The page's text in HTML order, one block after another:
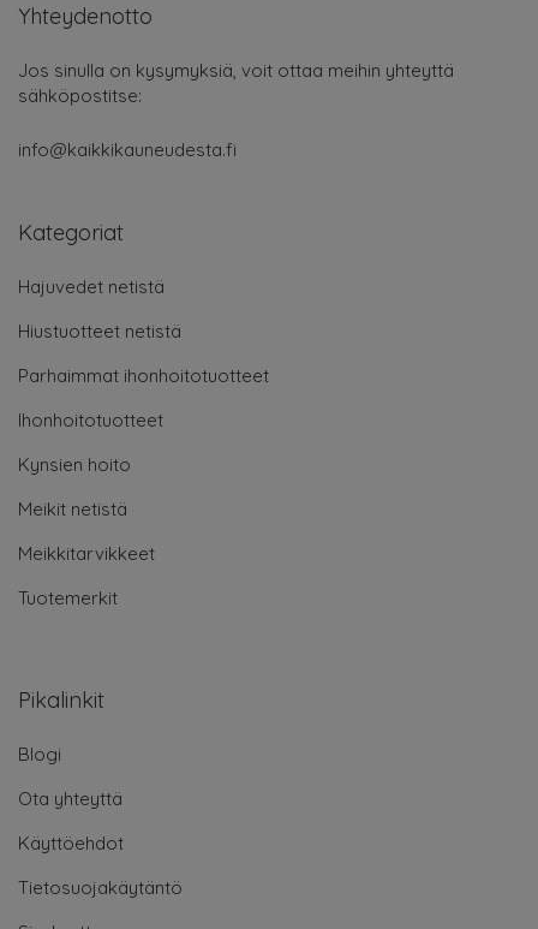
Yhteydenotto
Jos sinulla on kysymyksiä, voit ottaa meihin yhteyttä
sähköpostitse:
info@kaikkikauneudesta.fi
Kategoriat
Hajuvedet netistä
Hiustuotteet netistä
Parhaimmat ihonhoitotuotteet
Ihonhoitotuotteet
Kynsien hoito
Meikit netistä
Meikkitarvikkeet
Tuotemerkit
Pikalinkit
Blogi
Ota yhteyttä
Käyttöehdot
Tietosuojakäytäntö